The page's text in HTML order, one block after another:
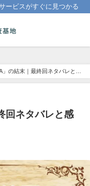
ービスがすぐに見つかる
」の結末｜最終回ネタバレと感
回ネタバレと感